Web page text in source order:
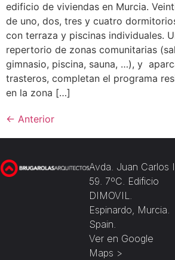
edificio de viviendas en Murcia.
de uno, dos, tres y cuatro
con terraza y piscinas individuales.
repertorio de zonas comunitarias
gimnasio, piscina, sauna, …), y
trasteros, completan el programa
en la zona […]
← Anterior
Avda. Juan Carlos I
59. 7ºC. Edificio
DIMOVIL.
Espinardo, Murcia.
Spain.
Ver en Google
Maps >